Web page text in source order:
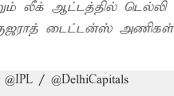
லீக் ஆட்டத்தில் டெல்லி
டைட்டன்ஸ் அணிகள்